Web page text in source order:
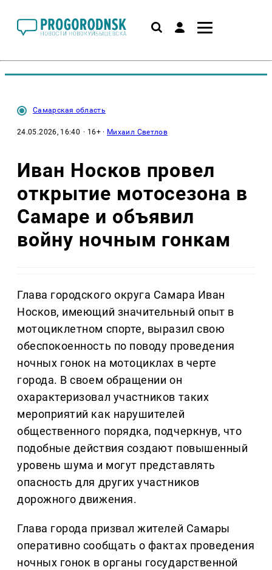
Самарская область
24.05.2026, 16:40 · 16+ · Михаил Светлов
Иван Носков провел
открытие мотосезона в
Самаре и объявил
войну ночным гонкам
Глава городского округа Самара Иван
Носков, имеющий значительный опыт в
мотоциклетном спорте, выразил свою
обеспокоенность по поводу проведения
ночных гонок на мотоциклах в черте
города. В своем обращении он
охарактеризовал участников таких
мероприятий как нарушителей
общественного порядка, подчеркнув, что
подобные действия создают повышенный
уровень шума и могут представлять
опасность для других участников
дорожного движения.
Глава города призвал жителей Самары
оперативно сообщать о фактах проведения
ночных гонок в органы государственной